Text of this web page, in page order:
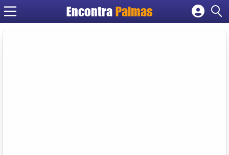
Encontra Palmas
Cadastrar empresa